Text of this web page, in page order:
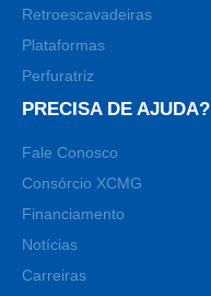
Retroescavadeiras
Plataformas
Perfuratriz
PRECISA DE AJUDA?
Fale Conosco
Consórcio XCMG
Financiamento
Notícias
Carreiras